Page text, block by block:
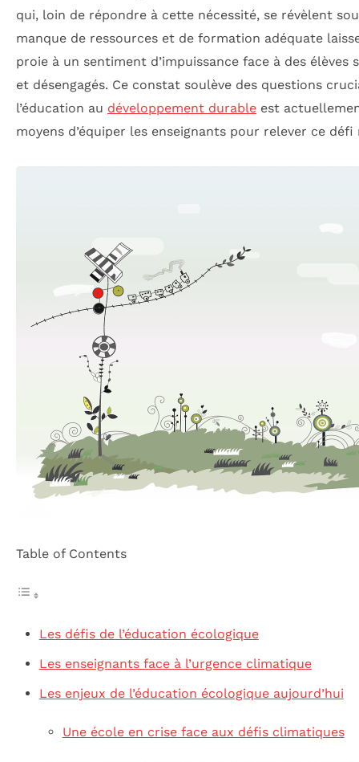
qui, loin de répondre à cette nécessité, se révèlent
manque de ressources et de formation adéquate
proie à un sentiment d’impuissance face à des élèves
et désengagés. Ce constat soulève des questions
l’éducation au développement durable est
moyens d’équiper les enseignants pour relever ce défi
Table of Contents
Les défis de l’éducation écologique
Les enseignants face à l’urgence climatique
Les enjeux de l’éducation écologique aujourd’hui
Une école en crise face aux défis climatiques